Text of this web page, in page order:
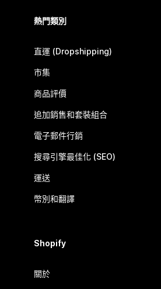
熱門類別
直運 (Dropshipping)
市集
商品評價
追加銷售和套裝組合
電子郵件行銷
搜尋引擎最佳化 (SEO)
運送
幣別和翻譯
Shopify
關於